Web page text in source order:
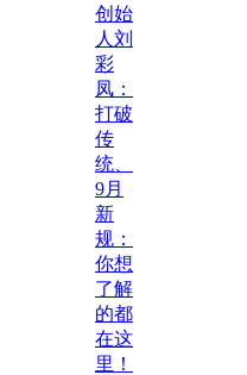
创始
人刘
彩
凤：
打破
传
统、
9月
新
规：
你想
了解
的都
在这
里！